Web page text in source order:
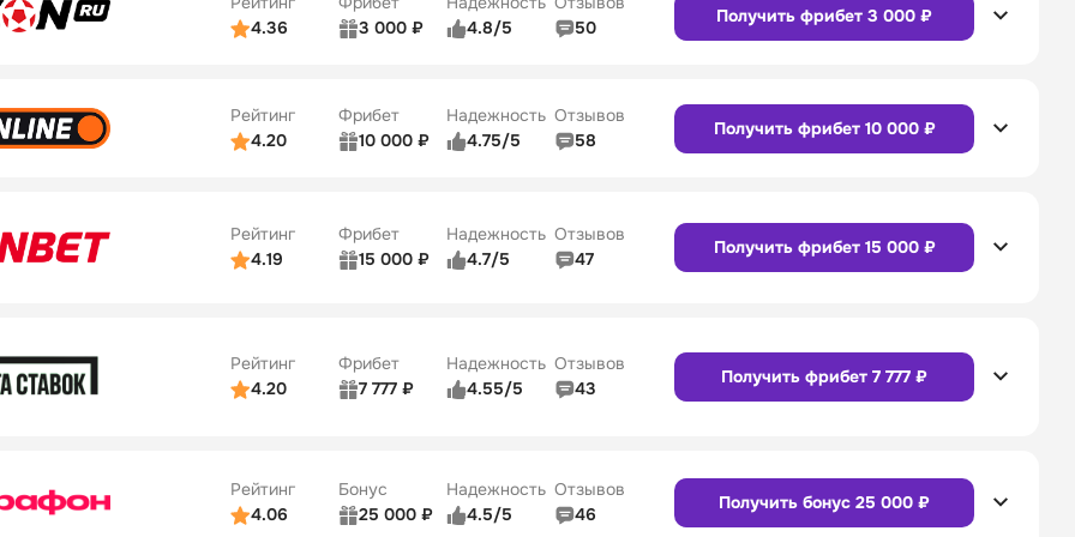
5/5
Сайт Приложение
4.36
3 000 ₽
4.8/5
50
Получить фрибет 3 000 ₽
4/5
Рейтинг
4.20
Фрибет
10 000 ₽
Надежность
4.75/5
Отзывов
58
Получить фрибет 10 000 ₽
5/5Рейтинг
4.19
Фрибет
15 000 ₽
Надежность
4.7/5
Отзывов
47
Получить фрибет 15 000 ₽
4/5Рейтинг
4.20
Фрибет
7 777 ₽
Надежность
4.55/5
Отзывов
43
Получить фрибет 7 777 ₽
5/5Рейтинг
4.06
Бонус
25 000 ₽
Надежность
4.5/5
Отзывов
46
Получить бонус 25 000 ₽